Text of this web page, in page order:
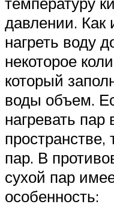
давлении. Как
нагреть воду
некоторое
который
воды объем.
нагревать пар
пар. В
сухой пар
особенность: